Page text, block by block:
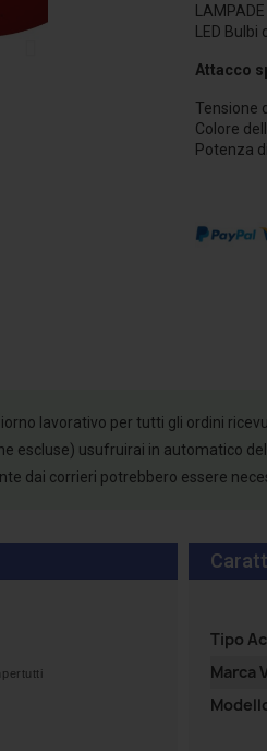
LED Bulbi
Attacco
Tensione
Colore
Potenza
lavorativo per tutti gli ordini
escluse) usufruirai in automatico
dai corrieri potrebbero essere
Tipo
Marca